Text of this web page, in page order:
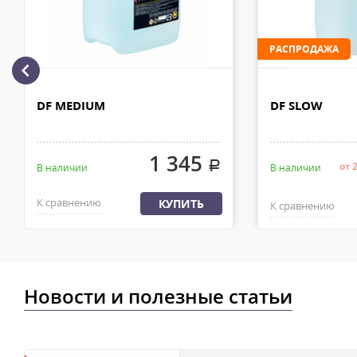
рублей. Документы отправляем с заказом или по ЭДО.
Доставка по Москве, МО и России - EMS ПОЧТА РОССИИ
Отправку заказа курьерской службой EMS осуществляем из
DF MEDIUM
В наличии 1 345 .
К сравнению КУПИТЬ
РАСПРОДАЖА
DF SLOW
В наличии от
К сравнению
Новости и полезные статьи